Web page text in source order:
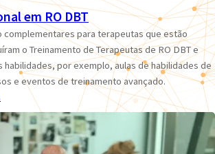
em RO DBT
complementares para terapeutas que estão
o Treinamento de Terapeutas de RO DBT e
habilidades, por exemplo, aulas de habilidades de
e eventos de treinamento avançado.